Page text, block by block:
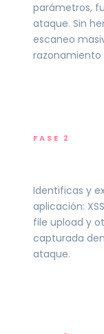
parámetros,
ataque. Sin
escaneo
razonamiento
FASE 2
Identificas y
aplicación:
file upload y
capturada
ataque.